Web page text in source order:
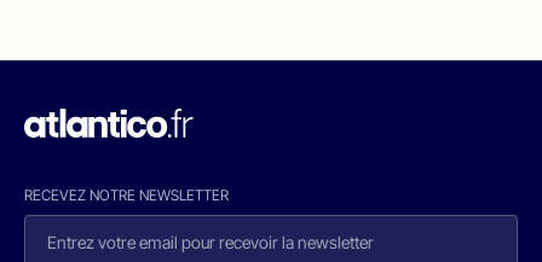
RECEVEZ NOTRE NEWSLETTER